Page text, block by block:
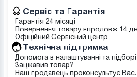
Сервіс та Гарантія
Гарантія 24 місяці
Повернення товару впродовж 14
Офіційний Сервісний центр
Tехнічна підтримка
Допомога в налаштуванні та підборі
Зацікавив товар?
Наш продавець проконсультує Вас.